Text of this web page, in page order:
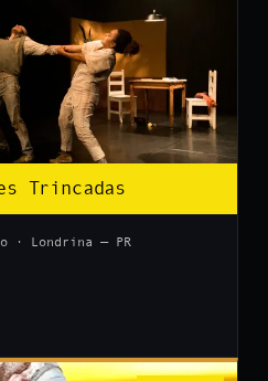
Trincadas
· Londrina — PR